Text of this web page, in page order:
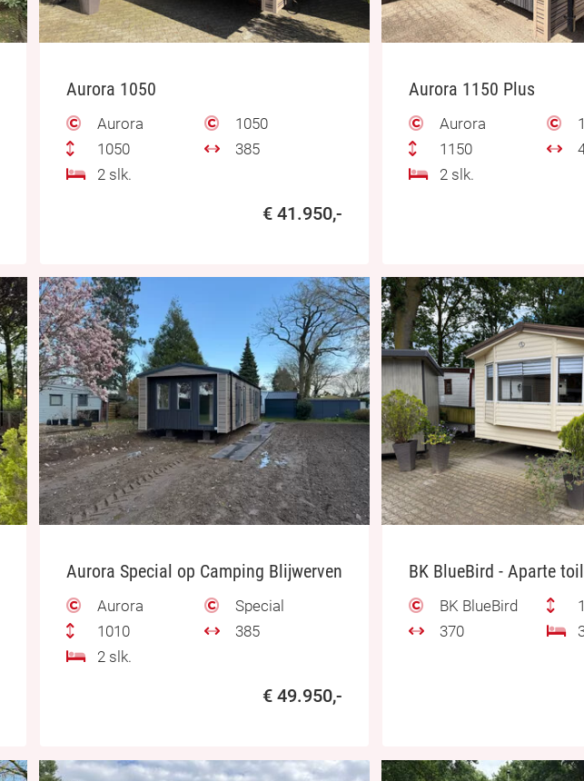
Aurora 1050
Aurora
1050
1050
385
2 slk.
€ 41.950,-
Aurora 1150 Plus
Aurora
1150
2 slk.
Aurora Special op Camping Blijwerven
Aurora
Special
1010
385
2 slk.
€ 49.950,-
BK BlueBird - Aparte
BK BlueBird
370